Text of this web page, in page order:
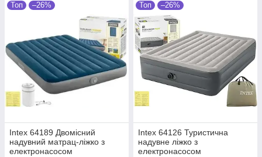
Топ –26%
Intex 64189 Двомісний
надувний матрац-ліжко з
електронасосом
Топ –26%
Intex 64126 Туристична
надувне ліжко з
електронасосом